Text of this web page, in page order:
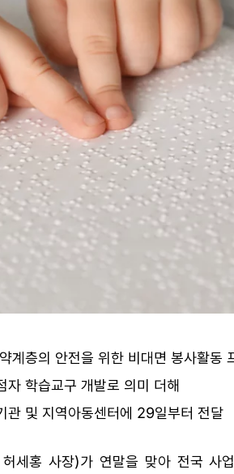
계층의 안전을 위한 비대면 봉사활동
자 학습교구 개발로 의미 더해
관 및 지역아동센터에 29일부터 전달
세홍 사장)가 연말을 맞아 전국 사